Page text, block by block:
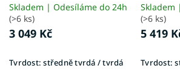
Skladem | Odesíláme do 24h
(>6 ks)
3 049 Kč
Tvrdost: středně tvrdá / tvrdá
Skladem
(>6 ks)
5 419
Tvrdost: